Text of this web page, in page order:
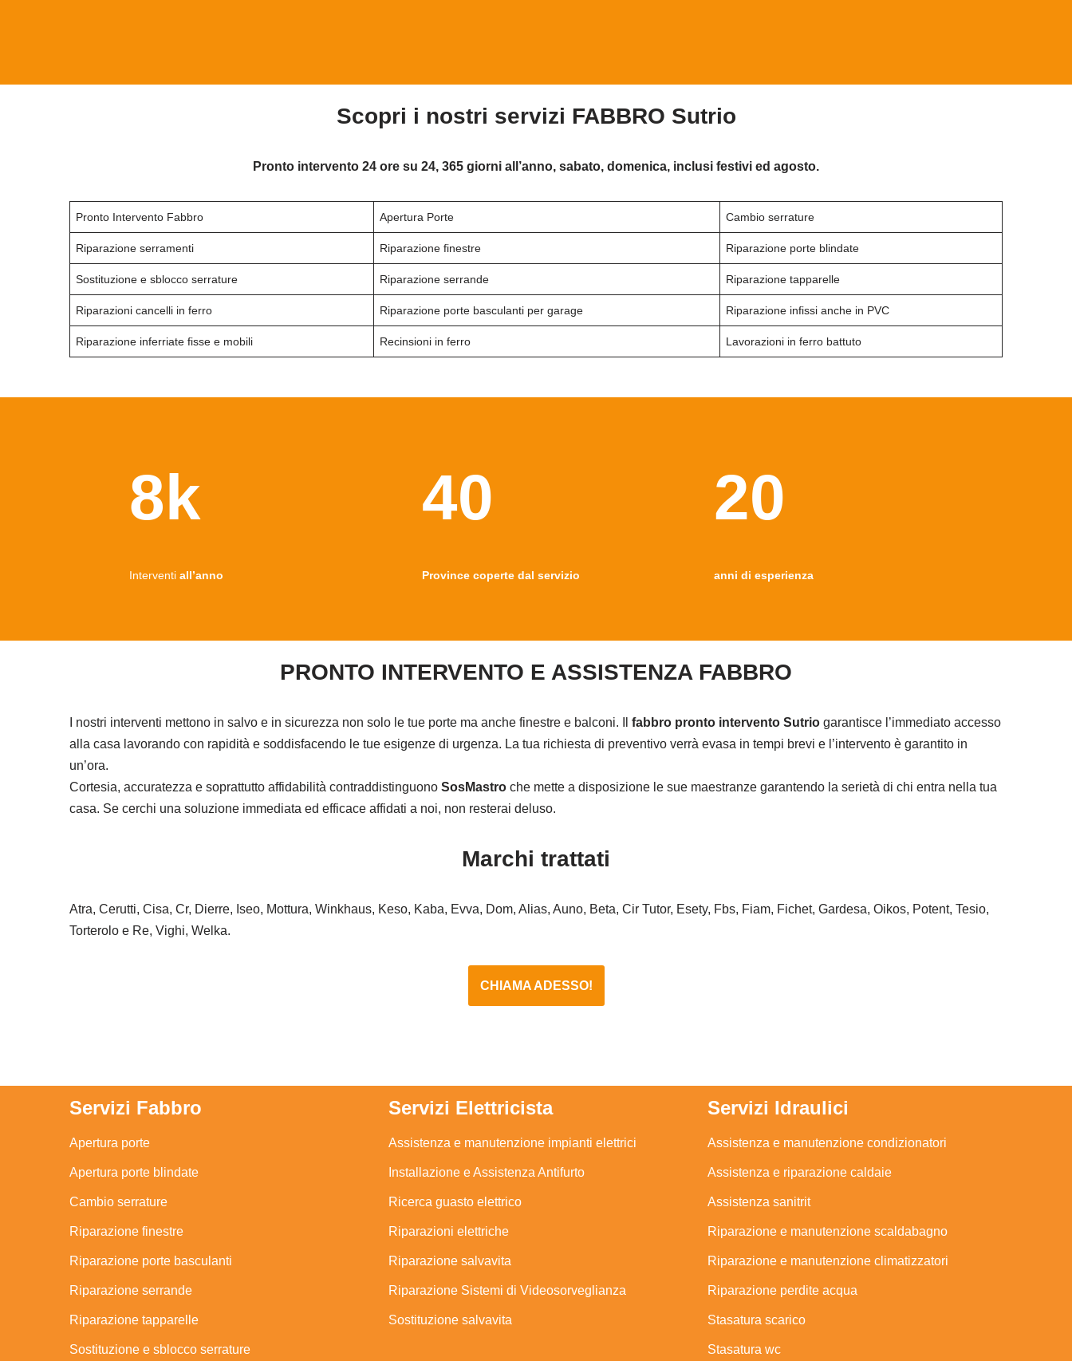
Scopri i nostri servizi FABBRO Sutrio
Pronto intervento 24 ore su 24, 365 giorni all’anno, sabato, domenica, inclusi festivi ed agosto.
Pronto Intervento Fabbro Apertura Porte Cambio serrature
Riparazione serramenti Riparazione finestre Riparazione porte blindate
Sostituzione e sblocco serrature Riparazione serrande Riparazione tapparelle
Riparazioni cancelli in ferro Riparazione porte basculanti per garage Riparazione infissi anche in PVC
Riparazione inferriate fisse e mobili Recinsioni in ferro Lavorazioni in ferro battuto
8k
Interventi all’anno
40
Province coperte dal servizio
20
anni di esperienza
PRONTO INTERVENTO E ASSISTENZA FABBRO
I nostri interventi mettono in salvo e in sicurezza non solo le tue porte ma anche finestre e balconi. Il fabbro pronto intervento Sutrio garantisce l’immediato accesso
alla casa lavorando con rapidità e soddisfacendo le tue esigenze di urgenza. La tua richiesta di preventivo verrà evasa in tempi brevi e l’intervento è garantito in
un’ora.
Cortesia, accuratezza e soprattutto affidabilità contraddistinguono SosMastro che mette a disposizione le sue maestranze garantendo la serietà di chi entra nella tua
casa. Se cerchi una soluzione immediata ed efficace affidati a noi, non resterai deluso.
Marchi trattati
Atra, Cerutti, Cisa, Cr, Dierre, Iseo, Mottura, Winkhaus, Keso, Kaba, Evva, Dom, Alias, Auno, Beta, Cir Tutor, Esety, Fbs, Fiam, Fichet, Gardesa, Oikos, Potent, Tesio,
Torterolo e Re, Vighi, Welka.
CHIAMA ADESSO!
Servizi Fabbro
Apertura porte
Apertura porte blindate
Cambio serrature
Riparazione finestre
Riparazione porte basculanti
Riparazione serrande
Riparazione tapparelle
Sostituzione e sblocco serrature
Servizi Elettricista
Assistenza e manutenzione impianti elettrici
Installazione e Assistenza Antifurto
Ricerca guasto elettrico
Riparazioni elettriche
Riparazione salvavita
Riparazione Sistemi di Videosorveglianza
Sostituzione salvavita
Servizi Idraulici
Assistenza e manutenzione condizionatori
Assistenza e riparazione caldaie
Assistenza sanitrit
Riparazione e manutenzione scaldabagno
Riparazione e manutenzione climatizzatori
Riparazione perdite acqua
Stasatura scarico
Stasatura wc